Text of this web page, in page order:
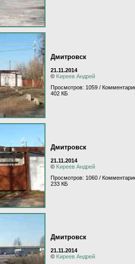
Дмитровск
21.11.2014
© Kиpeeв Aндpeй
Просмотров: 1059 /
402 КБ
Дмитровск
21.11.2014
© Kиpeeв Aндpeй
Просмотров: 1060 /
233 КБ
Дмитровск
21.11.2014
© Kиpeeв Aндpeй